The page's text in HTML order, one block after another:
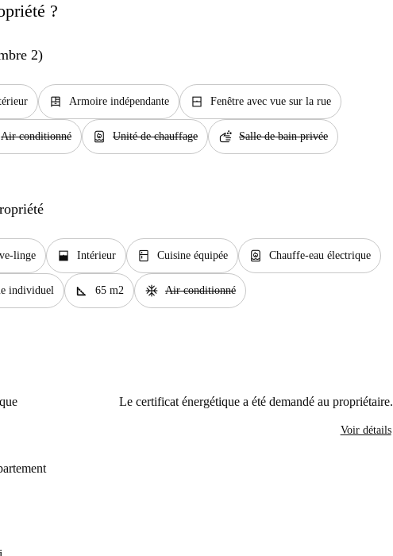
?
2)
dresser Armoire indépendante window_closed Fenêtre avec vue sur la rue
Air conditionné water_heater Unité de chauffage soap Salle de bain privée
linge window_open Intérieur kitchen Cuisine équipée water_heater Chauffe-eau électrique
individuel square_foot 65 m2 ac_unit Air conditionné
Le certificat énergétique a été demandé au propriétaire.
Voir détails